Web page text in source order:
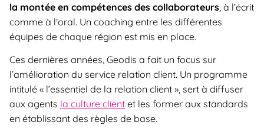
la montée en compétences des collaborateurs , à l’écrit
comme à l’oral. Un coaching entre les différentes
équipes de chaque région est mis en place.
Ces dernières années, Geodis a fait un focus sur
l’amélioration du service relation client. Un programme
intitulé « l’essentiel de la relation client », sert à diffuser
aux agents la culture client et les former aux standards
en établissant des règles de base.